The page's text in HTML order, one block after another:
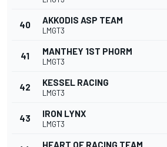
40 AKKODIS ASP TEAM
LMGT3
41 MANTHEY 1ST PHORM
LMGT3
42 KESSEL RACING
LMGT3
43 IRON LYNX
LMGT3
HEART OF RACING TEAM